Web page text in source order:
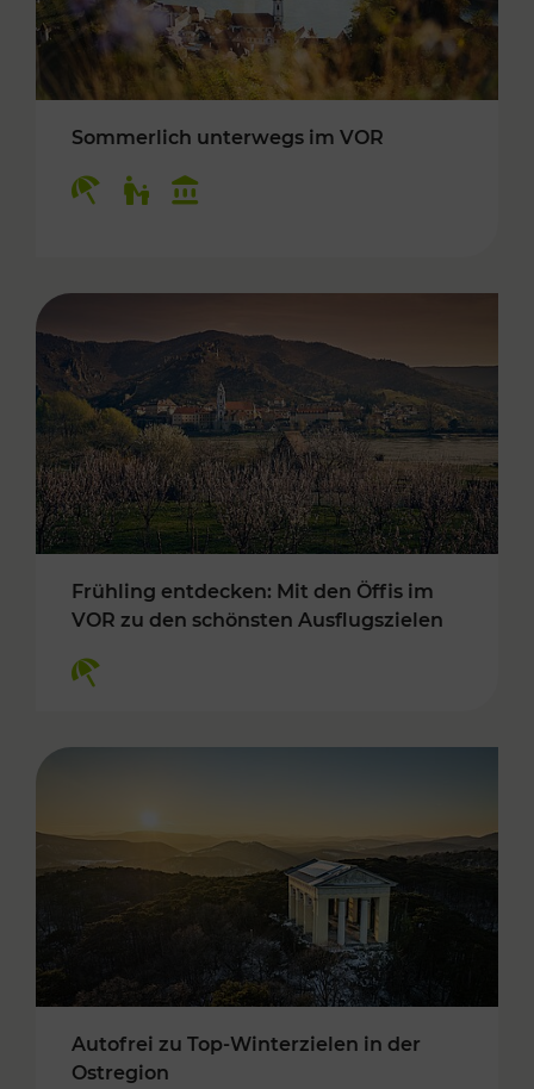
Sommerlich unterwegs im VOR
Frühling entdecken: Mit den Öffis im
VOR zu den schönsten Ausflugszielen
Autofrei zu Top-Winterzielen in der
Ostregion